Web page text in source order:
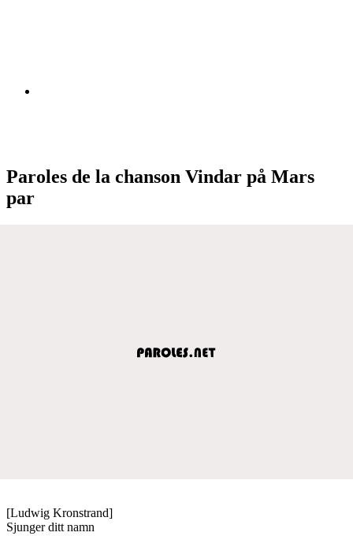
Paroles de la chanson Vindar på Mars
par
[Ludwig Kronstrand]
Sjunger ditt namn